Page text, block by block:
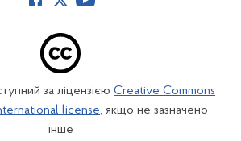
за ліцензією Creative Commons
license, якщо не зазначено
інше